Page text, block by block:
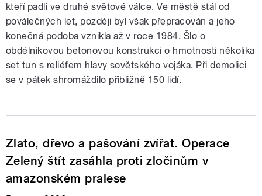
kteří padli ve druhé světové válce. Ve městě stál od
poválečných let, později byl však přepracován a jeho
konečná podoba vznikla až v roce 1984. Šlo o
obdélníkovou betonovou konstrukci o hmotnosti několika
set tun s reliéfem hlavy sovětského vojáka. Při demolici
se v pátek shromáždilo přibližně 150 lidí.
Zlato, dřevo a pašování zvířat. Operace
Zelený štít zasáhla proti zločinům v
amazonském pralese